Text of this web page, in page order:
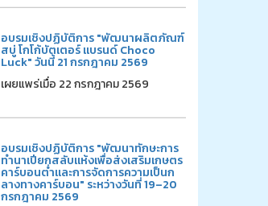
อบรมเชิงปฏิบัติการ "พัฒนาผลิตภัณฑ์
สบู่ โกโก้บัตเตอร์ แบรนด์ Choco
Luck" วันนี้ 21 กรกฎาคม 2569
เผยแพร่เมื่อ 22 กรกฎาคม 2569
อบรมเชิงปฏิบัติการ "พัฒนาทักษะการ
ทำนาเปียกสลับแห้งเพื่อส่งเสริมเกษตร
คาร์บอนต่ำและการจัดการความเป็นก
ลางทางคาร์บอน" ระหว่างวันที่ 19–20
กรกฎาคม 2569